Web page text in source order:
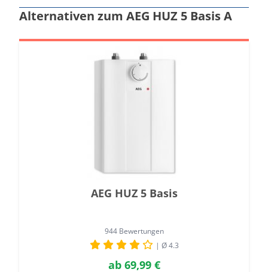
Alternativen zum AEG HUZ 5 Basis A
AEG HUZ 5 Basis
944 Bewertungen
| Ø 4.3
ab69,99 €